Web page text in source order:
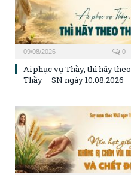
09/08/2026 0
Ai phục vụ Thầy, thì hãy theo
Thầy – SN ngày 10.08.2026